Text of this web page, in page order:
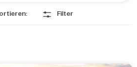
auf dem herrlichen 9-Loch-
Aktivitäten für Kinder und
Filter